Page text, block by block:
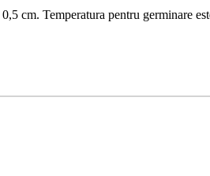
cm. Temperatura pentru germinare